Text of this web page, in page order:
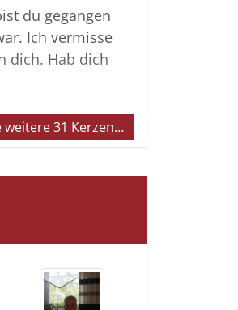
du gegangen
Ich vermisse
dich. Hab dich
weitere 31 Kerzen…